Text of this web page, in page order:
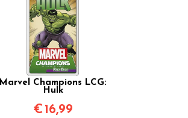
Marvel Champions LCG:
Hulk
€ 16,99